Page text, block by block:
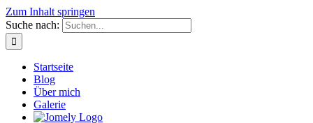
Zum Inhalt springen
Suche nach:
Startseite
Blog
Über mich
Galerie